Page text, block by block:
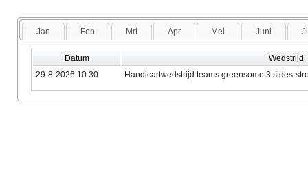
Jan Feb Mrt Apr Mei Juni
Datum
Wedstrijd
29-8-2026 10:30
Handicartwedstrijd teams greensome 3 sides-